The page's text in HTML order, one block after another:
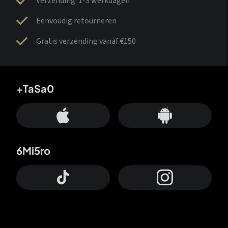
Eenvoudig retourneren
Gratis verzending vanaf €150
+TaSa0
6Mi5ro